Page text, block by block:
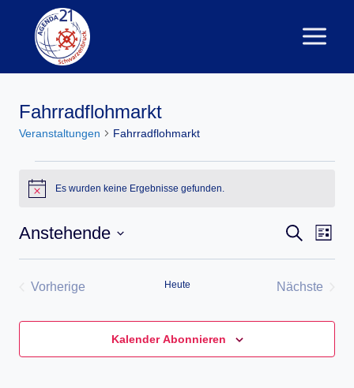
springen
Fahrradflohmarkt
Veranstaltungen Fahrradflohmarkt
Veranstaltungen
HinweisEs wurden keine Ergebnisse gefunden.
Suche
und
Suche
Liste
Anstehende
Vorherige
Heute
Nächste
Kalender Abonnieren